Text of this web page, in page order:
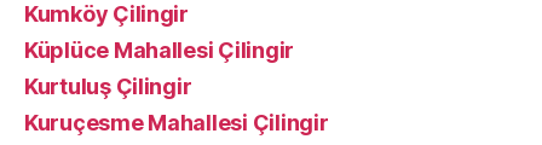
Kumköy Çilingir
Küplüce Mahallesi Çilingir
Kurtuluş Çilingir
Kuruçesme Mahallesi Çilingir